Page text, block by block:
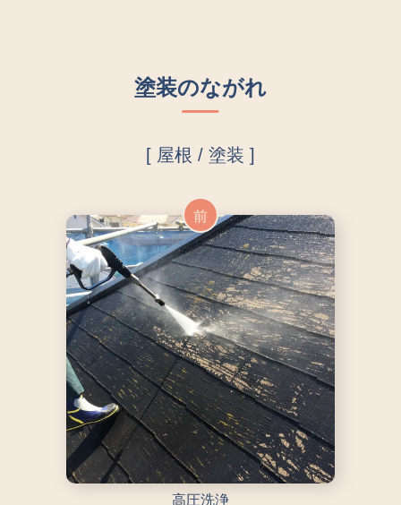
塗装のながれ
[ 屋根 / 塗装 ]
前
高圧洗浄